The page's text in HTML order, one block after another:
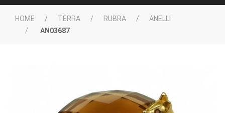
HOME TERRA RUBRA
ANELLI
AN03687